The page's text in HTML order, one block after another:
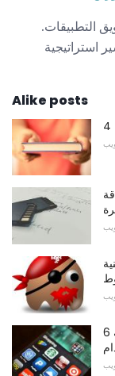
التطبيقات.
استراتيجية
Alike posts
6 نصائح لتطوير تطبيقات الهاتف المحمول قابلة